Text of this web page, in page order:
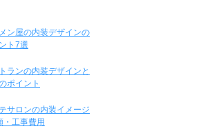
ン屋の内装デザインの
ト7選
ランの内装デザインと
ポイント
サロンの内装イメージ
・工事費用